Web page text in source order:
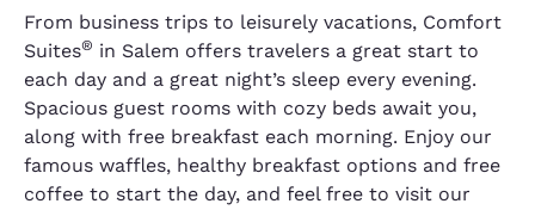
From business trips to leisurely vacations, Comfort
Suites® in Salem offers travelers a great start to
each day and a great night’s sleep every evening.
Spacious guest rooms with cozy beds await you,
along with free breakfast each morning. Enjoy our
famous waffles, healthy breakfast options and free
coffee to start the day, and feel free to visit our